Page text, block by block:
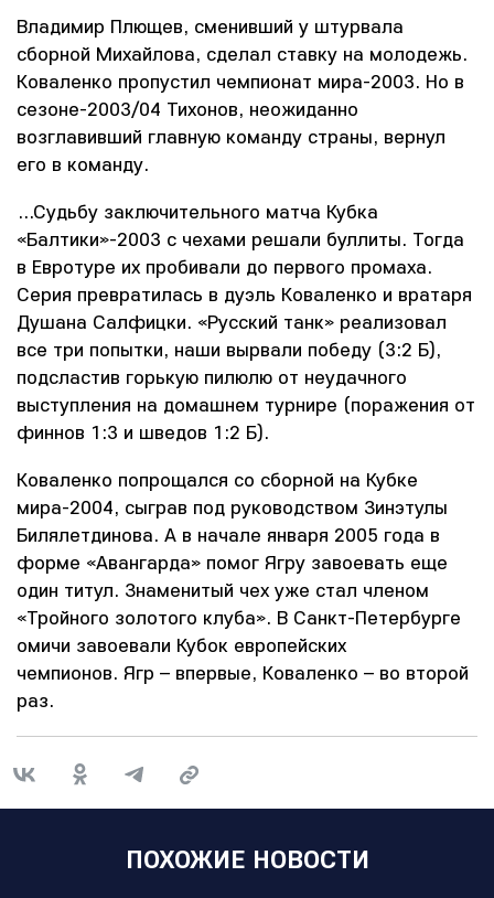
Владимир Плющев, сменивший у штурвала
сборной Михайлова, сделал ставку на молодежь.
Коваленко пропустил чемпионат мира-2003. Но в
сезоне-2003/04 Тихонов, неожиданно
возглавивший главную команду страны, вернул
его в команду.
…Судьбу заключительного матча Кубка
«Балтики»-2003 с чехами решали буллиты. Тогда
в Евротуре их пробивали до первого промаха.
Серия превратилась в дуэль Коваленко и вратаря
Душана Салфицки. «Русский танк» реализовал
все три попытки, наши вырвали победу (3:2 Б),
подсластив горькую пилюлю от неудачного
выступления на домашнем турнире (поражения от
финнов 1:3 и шведов 1:2 Б).
Коваленко попрощался со сборной на Кубке
мира-2004, сыграв под руководством Зинэтулы
Билялетдинова. А в начале января 2005 года в
форме «Авангарда» помог Ягру завоевать еще
один титул. Знаменитый чех уже стал членом
«Тройного золотого клуба». В Санкт-Петербурге
омичи завоевали Кубок европейских
чемпионов. Ягр – впервые, Коваленко – во второй
раз.
ПОХОЖИЕ НОВОСТИ